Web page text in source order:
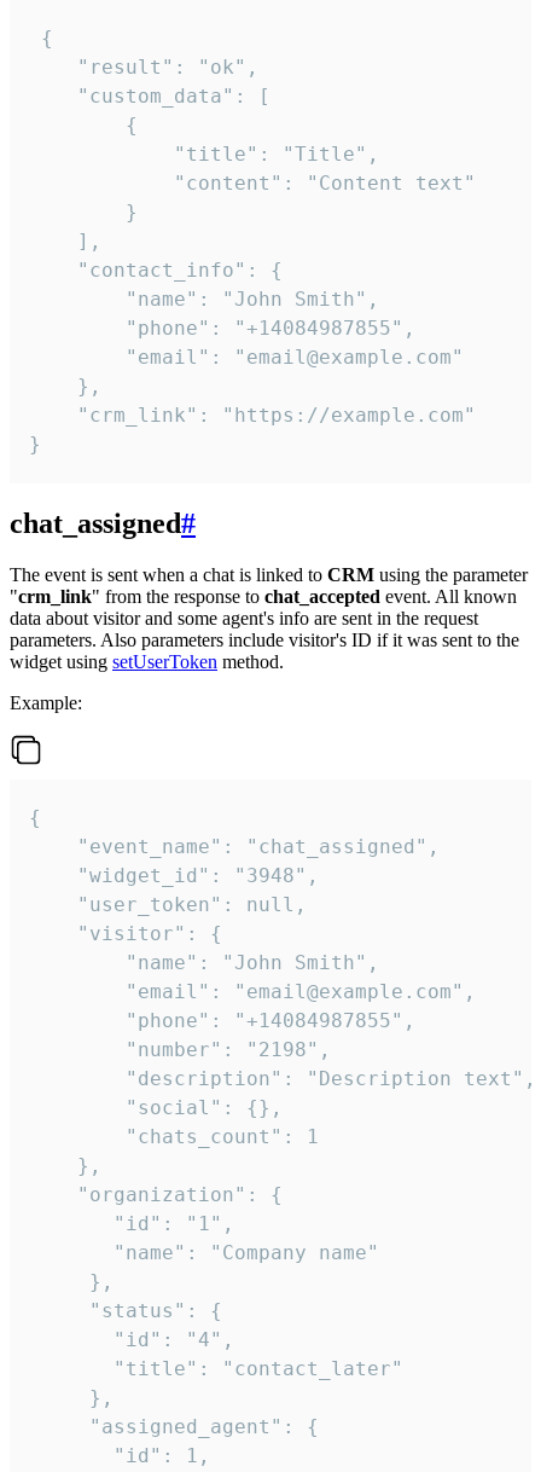
{
    "result": "ok",
    "custom_data": [
        {
            "title": "Title",
            "content": "Content text"
        }
    ],
    "contact_info": {
        "name": "John Smith",
        "phone": "+14084987855",
        "email": "email@example.com"
    },
    "crm_link": "https://example.com"
}
chat_assigned#
The event is sent when a chat is linked to CRM using the parameter
"crm_link" from the response to chat_accepted event. All known
data about visitor and some agent's info are sent in the request
parameters. Also parameters include visitor's ID if it was sent to the
widget using setUserToken method.
Example:
{
    "event_name": "chat_assigned",
    "widget_id": "3948",
    "user_token": null,
    "visitor": {
        "name": "John Smith",
        "email": "email@example.com",
        "phone": "+14084987855",
        "number": "2198",
        "description": "Description text",
        "social": {},
        "chats_count": 1
    },
    "organization": {
       "id": "1",
       "name": "Company name"
     },
     "status": {
       "id": "4",
       "title": "contact_later"
     },
     "assigned_agent": {
       "id": 1,